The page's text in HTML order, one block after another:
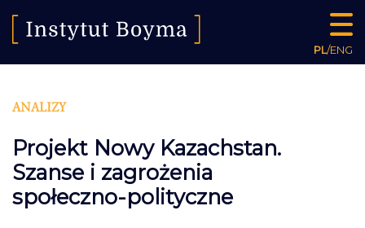
PL/ENG
ANALIZY
Projekt Nowy Kazachstan.
Szanse i zagrożenia
społeczno-polityczne